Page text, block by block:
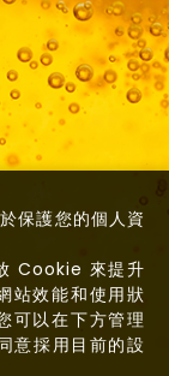
保護您的個人資
Cookie 來提升
站效能和使用狀
可以在下方管理
意採用目前的設